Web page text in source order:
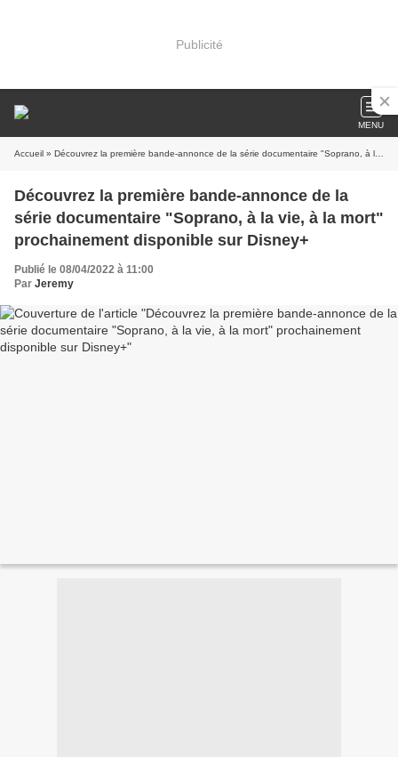
Publicité
MENU
Accueil » Découvrez la première bande-annonce de la série documentaire "Soprano, à la vie, à la mort" prochainement disponible sur Disney+
Découvrez la première bande-annonce de la
série documentaire "Soprano, à la vie, à la mort"
prochainement disponible sur Disney+
Publié le 08/04/2022 à 11:00
Par Jeremy